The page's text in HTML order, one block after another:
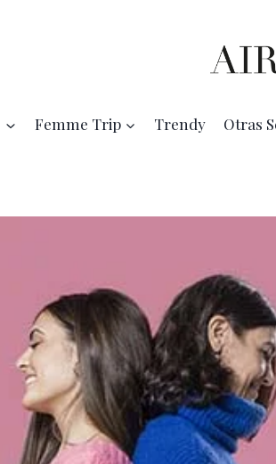
Femme Trip Trendy Otras